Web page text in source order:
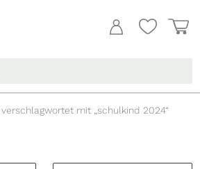
mit „schulkind 2024“